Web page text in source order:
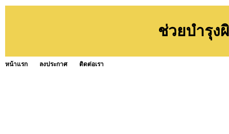
ช่วยบำรุง
หน้าแรก ลงประกาศ ติดต่อเรา